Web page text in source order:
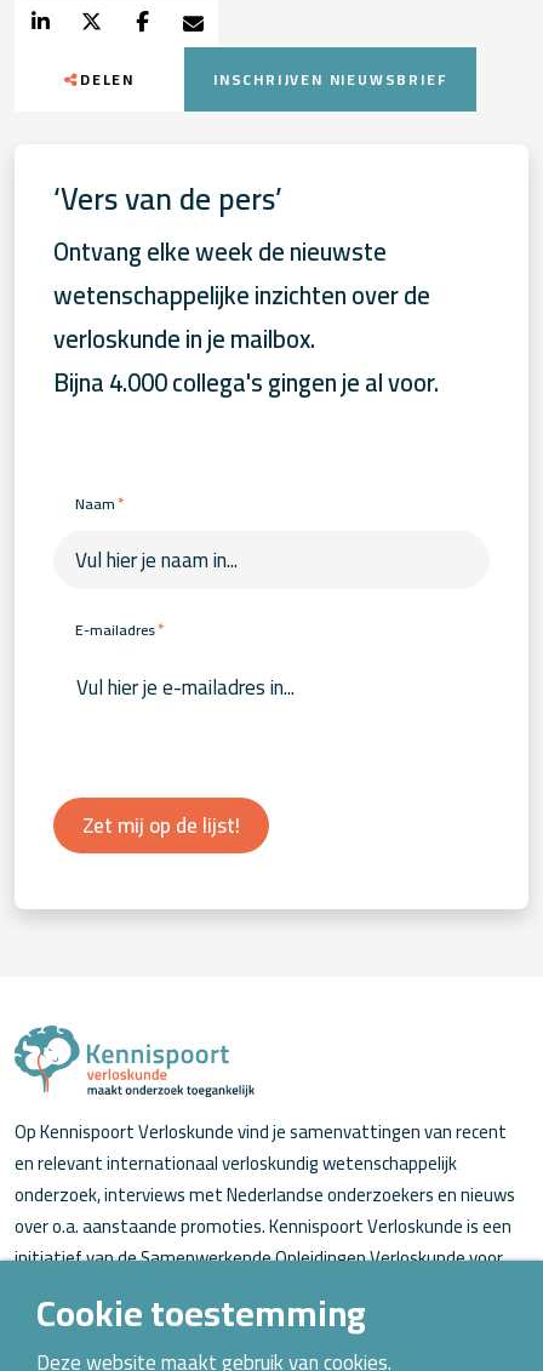
DELEN INSCHRIJVEN NIEUWSBRIEF
‘Vers van de pers’
Ontvang elke week de nieuwste
wetenschappelijke inzichten over de
verloskunde in je mailbox.
Bijna 4.000 collega's gingen je al voor.
Naam*
E-mailadres*
Zet mij op de lijst!
Op Kennispoort Verloskunde vind je samenvattingen van recent
en relevant internationaal verloskundig wetenschappelijk
onderzoek, interviews met Nederlandse onderzoekers en nieuws
over o.a. aanstaande promoties. Kennispoort Verloskunde is een
initiatief van de Samenwerkende Opleidingen Verloskunde voor
Over Kennispoort Verloskunde
Cookie toestemming
Deze website maakt gebruik van cookies.